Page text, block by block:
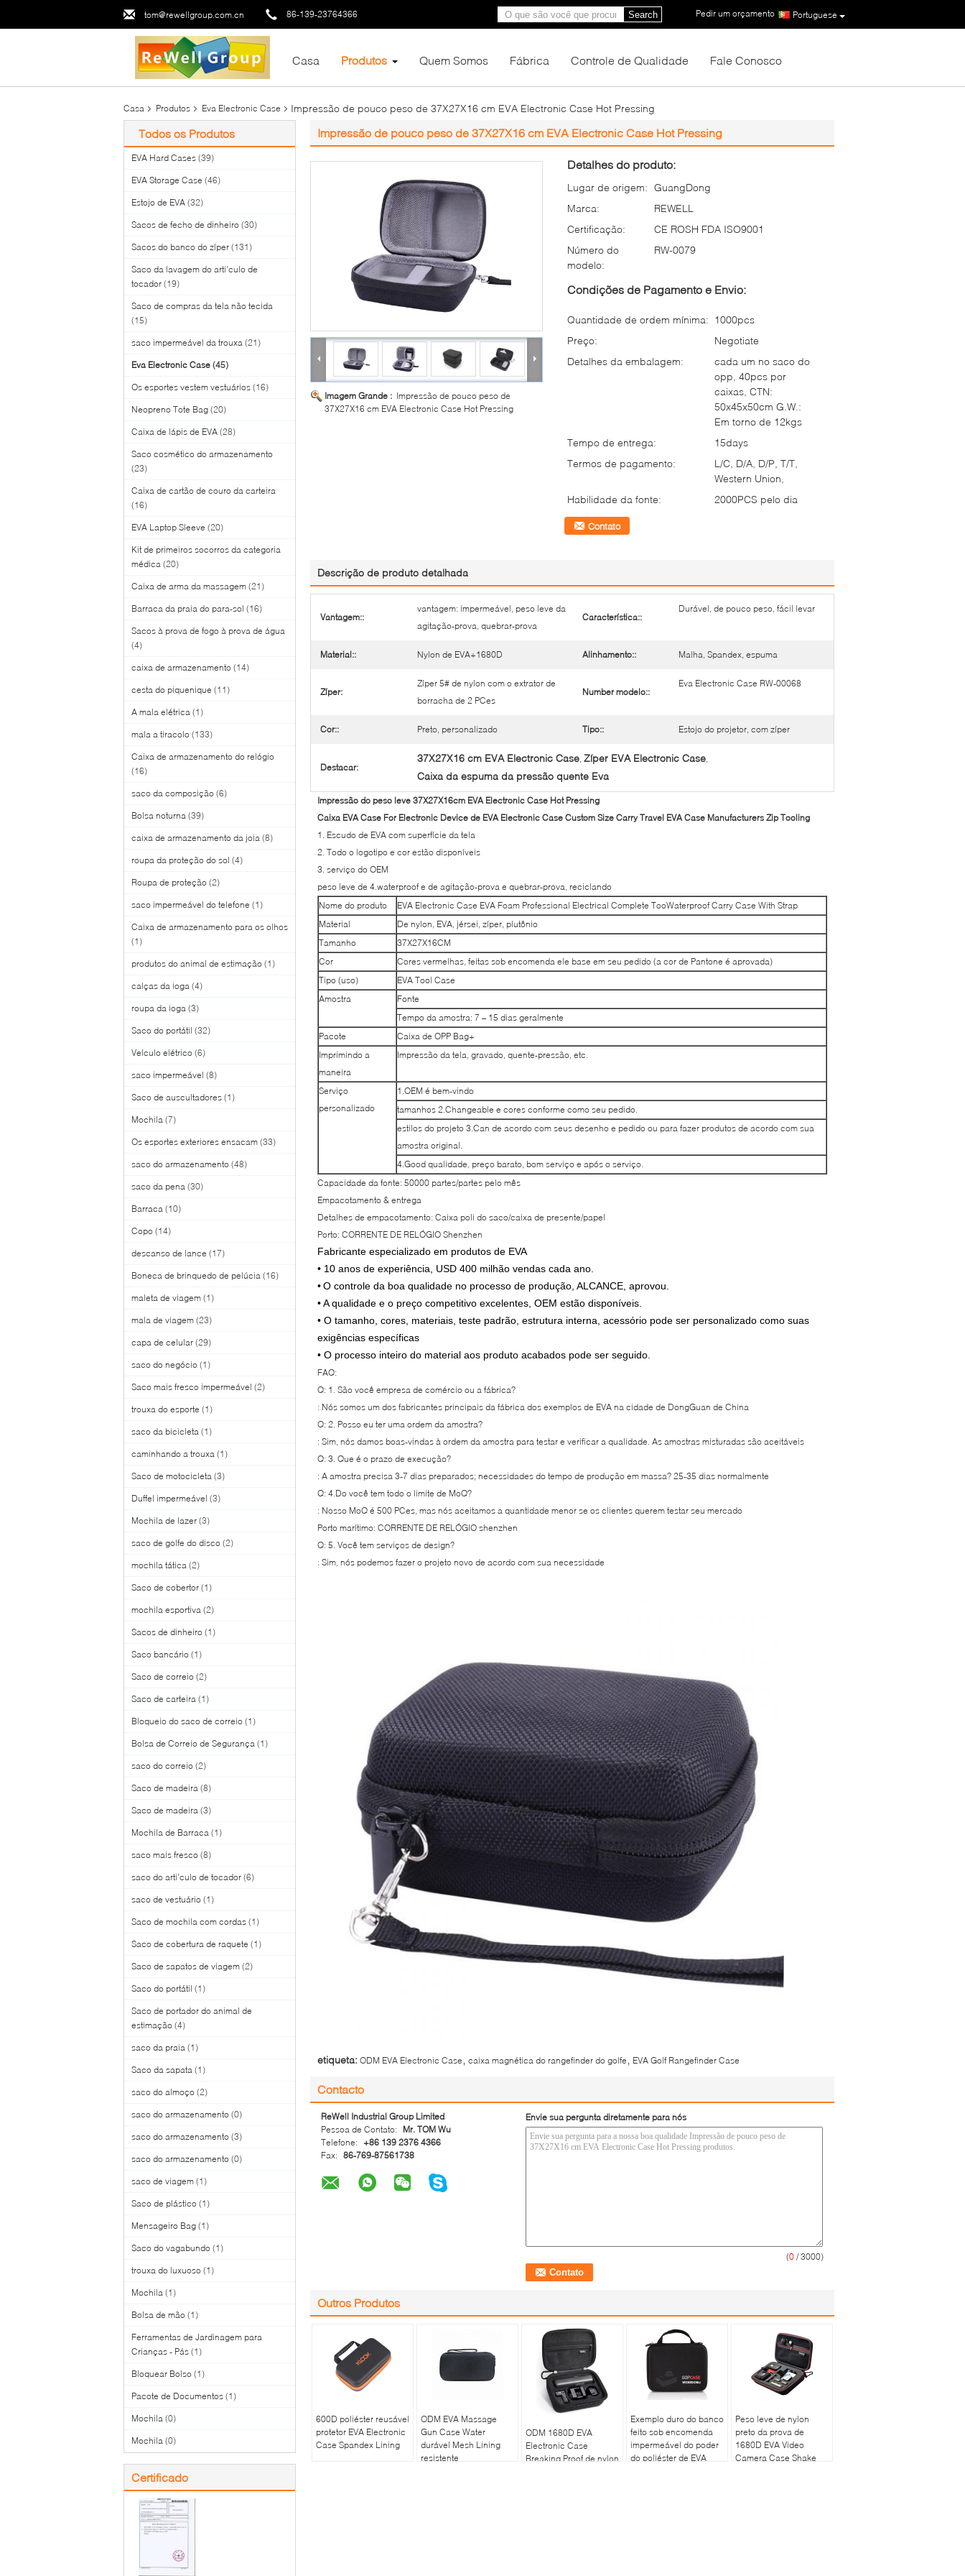
tom@rewellgroup.com.cn 86-139-23764366 Portuguese
Pedir um orçamento |
Search
Casa Produtos Quem Somos Fábrica Controle de Qualidade Fale Conosco
Casa Produtos Eva Electronic Case Impressão de pouco peso de 37X27X16 cm EVA Electronic Case Hot Pressing
Todos os Produtos
EVA Hard Cases (39)
EVA Storage Case (46)
Estojo de EVA (32)
Sacos de fecho de dinheiro (30)
Sacos do banco do zíper (131)
Saco da lavagem do arti'culo de
tocador (19)
Saco de compras da tela não tecida
(15)
saco impermeável da trouxa (21)
Eva Electronic Case (45)
Os esportes vestem vestuários (16)
Neopreno Tote Bag (20)
Caixa de lápis de EVA (28)
Saco cosmético do armazenamento
(23)
Caixa de cartão de couro da carteira
(16)
EVA Laptop Sleeve (20)
Kit de primeiros socorros da categoria
médica (20)
Caixa de arma da massagem (21)
Barraca da praia do para-sol (16)
Sacos à prova de fogo à prova de água
(4)
caixa de armazenamento (14)
cesta do piquenique (11)
A mala elétrica (1)
mala a tiracolo (133)
Caixa de armazenamento do relógio
(16)
saco da composição (6)
Bolsa noturna (39)
caixa de armazenamento da joia (8)
roupa da proteção do sol (4)
Roupa de proteção (2)
saco impermeável do telefone (1)
Caixa de armazenamento para os olhos
(1)
produtos do animal de estimação (1)
calças da ioga (4)
roupa da ioga (3)
Saco do portátil (32)
Veículo elétrico (6)
saco impermeável (8)
Saco de auscultadores (1)
Mochila (7)
Os esportes exteriores ensacam (33)
saco do armazenamento (48)
saco da pena (30)
Barraca (10)
Copo (14)
descanso de lance (17)
Boneca de brinquedo de pelúcia (16)
maleta de viagem (1)
mala de viagem (23)
capa de celular (29)
saco do negócio (1)
Saco mais fresco impermeável (2)
trouxa do esporte (1)
saco da bicicleta (1)
caminhando a trouxa (1)
Saco de motocicleta (3)
Duffel impermeável (3)
Mochila de lazer (3)
saco de golfe do disco (2)
mochila tática (2)
Saco de cobertor (1)
mochila esportiva (2)
Sacos de dinheiro (1)
Saco bancário (1)
Saco de correio (2)
Saco de carteira (1)
Bloqueio do saco de correio (1)
Bolsa de Correio de Segurança (1)
saco do correio (2)
Saco de madeira (8)
Saco de madeira (3)
Mochila de Barraca (1)
saco mais fresco (8)
saco do arti'culo de tocador (6)
saco de vestuário (1)
Saco de mochila com cordas (1)
Saco de cobertura de raquete (1)
Saco de sapatos de viagem (2)
Saco do portátil (1)
Saco de portador do animal de
estimação (4)
saco da praia (1)
Saco da sapata (1)
saco do almoço (2)
saco do armazenamento (0)
saco do armazenamento (3)
saco do armazenamento (0)
saco de viagem (1)
Saco de plástico (1)
Mensageiro Bag (1)
Saco do vagabundo (1)
trouxa do luxuoso (1)
Mochila (1)
Bolsa de mão (1)
Ferramentas de Jardinagem para
Crianças - Pás (1)
Bloquear Bolso (1)
Pacote de Documentos (1)
Mochila (0)
Mochila (0)
Certificado
Impressão de pouco peso de 37X27X16 cm EVA Electronic Case Hot Pressing
Imagem Grande : Impressão de pouco peso de
37X27X16 cm EVA Electronic Case Hot Pressing
Detalhes do produto:
Lugar de origem: GuangDong
Marca:
REWELL
Certificação:
CE ROSH FDA ISO9001
Número do
modelo:
RW-0079
Condições de Pagamento e Envio:
Quantidade de ordem mínima: 1000pcs
Preço:
Negotiate
Detalhes da embalagem:
cada um no saco do
opp, 40pcs por
caixas, CTN:
50x45x50cm G.W.:
Em torno de 12kgs
Tempo de entrega:
15days
Termos de pagamento:
L/C, D/A, D/P, T/T,
Western Union,
Habilidade da fonte:
2000PCS pelo dia
Contato
Descrição de produto detalhada
Vantagem::
vantagem: impermeável, peso leve da
agitação-prova, quebrar-prova
Característica::
Durável, de pouco peso, fácil levar
Material:: Nylon de EVA+1680D Alinhamento:: Malha, Spandex, espuma
Zíper:
Zíper 5# de nylon com o extrator de
borracha de 2 PCes
Number modelo::
Eva Electronic Case RW-00068
Cor:: Preto, personalizado Tipo:: Estojo do projetor, com zíper
Destacar:
37X27X16 cm EVA Electronic Case, Zíper EVA Electronic Case,
Caixa da espuma da pressão quente Eva
Impressão do peso leve 37X27X16cm EVA Electronic Case Hot Pressing
Caixa EVA Case For Electronic Device de EVA Electronic Case Custom Size Carry Travel EVA Case Manufacturers Zip Tooling
1. Escudo de EVA com superfície da tela
2. Todo o logotipo e cor estão disponíveis
3. serviço do OEM
peso leve de 4.waterproof e de agitação-prova e quebrar-prova, reciclando
Nome do produto
EVA Electronic Case EVA Foam Professional Electrical Complete TooWaterproof Carry Case With Strap
Material
De nylon, EVA, jérsei, zíper, plutônio
Tamanho
37X27X16CM
Cor
Cores vermelhas, feitas sob encomenda ele base em seu pedido (a cor de Pantone é aprovada)
Tipo (uso)
EVA Tool Case
Amostra
Fonte
Tempo da amostra: 7 – 15 dias geralmente
Pacote
Caixa de OPP Bag+
Imprimindo a
maneira
Impressão da tela, gravado, quente-pressão, etc.
Serviço
personalizado
1.OEM é bem-vindo
tamanhos 2.Changeable e cores conforme como seu pedido.
estilos do projeto 3.Can de acordo com seus desenho e pedido ou para fazer produtos de acordo com sua
amostra original.
4.Good qualidade, preço barato, bom serviço e após o serviço.
Capacidade da fonte: 50000 partes/partes pelo mês
Empacotamento & entrega
Detalhes de empacotamento: Caixa poli do saco/caixa de presente/papel
Porto: CORRENTE DE RELÓGIO Shenzhen
Fabricante especializado em produtos de EVA
• 10 anos de experiência, USD 400 milhão vendas cada ano.
•O controle da boa qualidade no processo de produção, ALCANCE, aprovou.
• A qualidade e o preço competitivo excelentes, OEM estão disponíveis.
• O tamanho, cores, materiais, teste padrão, estrutura interna, acessório pode ser personalizado como suas
exigências específicas
• O processo inteiro do material aos produto acabados pode ser seguido.
FAQ:
Q: 1. São você empresa de comércio ou a fábrica?
: Nós somos um dos fabricantes principais da fábrica dos exemplos de EVA na cidade de DongGuan de China
Q: 2. Posso eu ter uma ordem da amostra?
: Sim, nós damos boas-vindas à ordem da amostra para testar e verificar a qualidade. As amostras misturadas são aceitáveis
Q: 3. Que é o prazo de execução?
: A amostra precisa 3-7 dias preparados; necessidades do tempo de produção em massa? 25-35 dias normalmente
Q: 4.Do você tem todo o limite de MoQ?
: Nosso MoQ é 500 PCes, mas nós aceitamos a quantidade menor se os clientes querem testar seu mercado
Porto marítimo: CORRENTE DE RELÓGIO shenzhen
Q: 5. Você tem serviços de design?
: Sim, nós podemos fazer o projeto novo de acordo com sua necessidade
etiqueta: ODM EVA Electronic Case caixa magnética do rangefinder do golfe EVA Golf Rangefinder Case
Contacto
ReWell Industrial Group Limited
Pessoa de Contato:
Mr. TOM Wu
Telefone:
+86 139 2376 4366
Fax: 86-769-87561738
Envie sua pergunta diretamente para nós
(0 / 3000)
Outros Produtos
600D poliéster reusável
protetor EVA Electronic
Case Spandex Lining
ODM EVA Massage
Gun Case Water
durável Mesh Lining
resistente
ODM 1680D EVA
Electronic Case
Breaking Proof de nylon
Exemplo duro do banco
feito sob encomenda
impermeável do poder
do poliéster de EVA
Peso leve de nylon
preto da prova de
1680D EVA Video
Camera Case Shake